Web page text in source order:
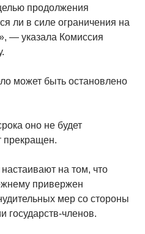
продолжения
ли в силе ограничения на
— указала Комиссия
может быть остановлено
оно не будет
прекращен.
на том, что
привержен
мер со стороны
государств-членов.